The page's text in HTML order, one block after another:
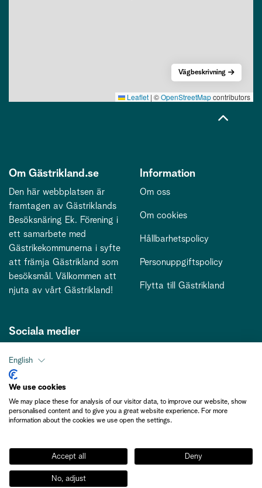
Leaflet | ©OpenStreetMapcontributors
Vägbeskrivning
Om Gästrikland.se
Den här webbplatsen är
framtagen av Gästriklands
Besöksnäring Ek. Förening i
ett samarbete med
Gästrikekommunerna i syfte
att främja Gästrikland som
besöksmål. Välkommen att
njuta av vårt Gästrikland!
Information
Om oss
Om cookies
Hållbarhetspolicy
Personuppgiftspolicy
Flytta till Gästrikland
Sociala medier
Kontakt
kontakt@gastriklandsbesoksnaring.se
English
We use cookies
We may place these for analysis of our visitor data, to improve our website, show
personalised content and to give you a great website experience. For more
information about the cookies we use open the settings.
Accept all Deny
No, adjust